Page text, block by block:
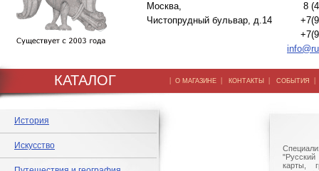
Москва,
Чистопрудный бульвар, д.14
8
КАТАЛОГ | О МАГАЗИНЕ | КОНТАКТЫ | СОБЫТИЯ
История
Искусство
"Русский
карты,